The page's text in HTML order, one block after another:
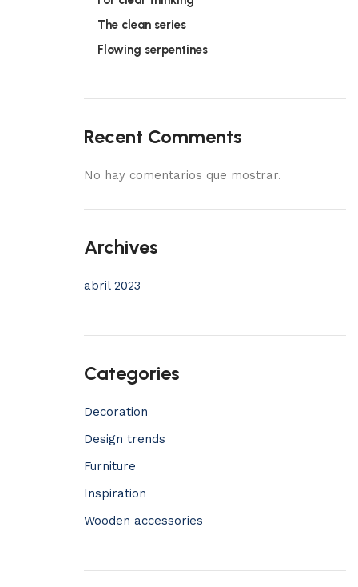
The clean series
Flowing serpentines
Recent Comments
No hay comentarios que mostrar.
Archives
abril 2023
Categories
Decoration
Design trends
Furniture
Inspiration
Wooden accessories